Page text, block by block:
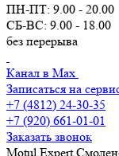
ПН-ПТ: 9.00 - 20.00
СБ-ВС: 9.00 - 18.00
без перерыва
Канал в Max
Записаться на
+7 (4812) 24-30-35
+7 (920) 661-01-01
Заказать звонок
Motul Expert